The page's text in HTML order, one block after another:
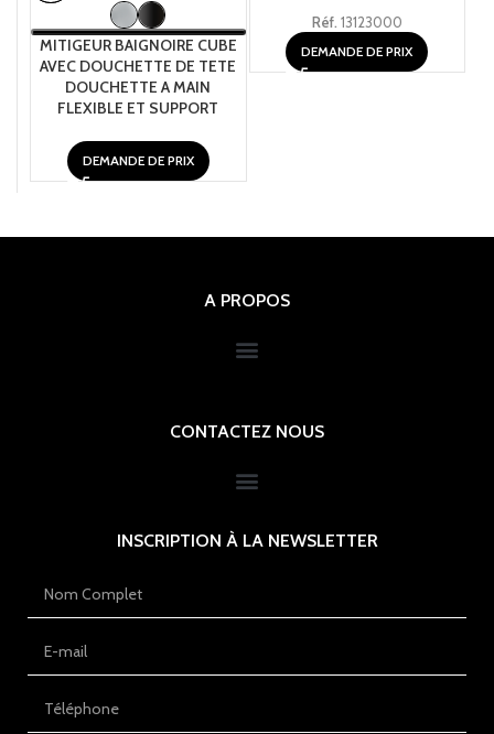
MITIGEUR BAIGNOIRE CUBE
AVEC DOUCHETTE DE TETE
DOUCHETTE A MAIN
FLEXIBLE ET SUPPORT
DEMANDE DE PRIX
Réf. 13123000
DEMANDE DE PRIX
A PROPOS
CONTACTEZ NOUS
INSCRIPTION À LA NEWSLETTER